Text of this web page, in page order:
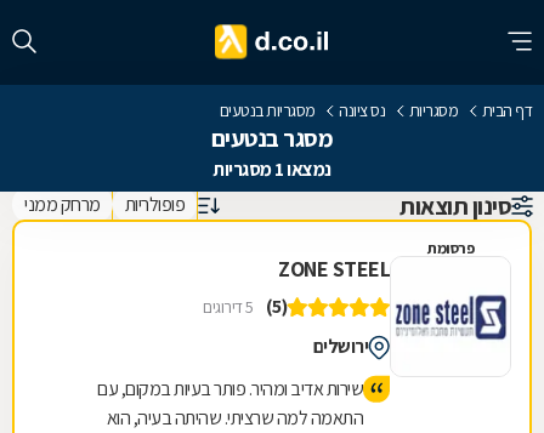
דף הבית מסגריות נס ציונה מסגריות בנטעים
מסגר בנטעים
נמצאו 1 מסגריות
סינון תוצאות פופולריות מרחק ממני
פרסומת
ZONE STEEL
(5) 5 דירוגים
ירושלים
שירות אדיב ומהיר. פותר בעיות במקום, עם
התאמה למה שרציתי. שהיתה בעיה, הוא